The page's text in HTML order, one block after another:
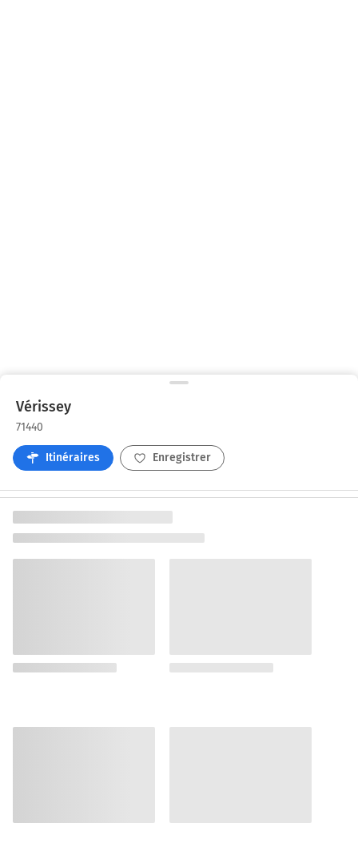
Vérissey
71440
Itinéraires Enregistrer